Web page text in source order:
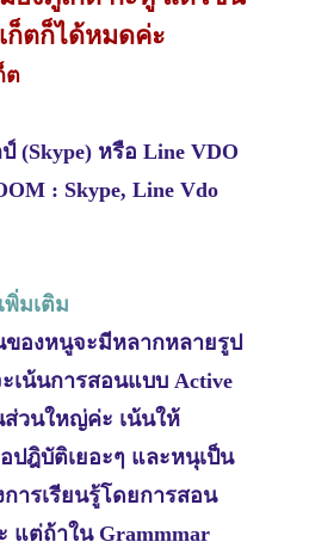
ก็ตก็ได้หมดค่ะ
ต
(Skype) หรือ Line VDO
: Skype, Line Vdo
พิ่มเติม
องหนูจะมีหลากหลายรูป
เน้นการสอนแบบ Active
ส่วนใหญ่ค่ะ เน้นให้
ปฎิบัติเยอะๆ และหนุเป็น
ารเรียนรู้โดยการสอน
แต่ถ้าใน Grammmar